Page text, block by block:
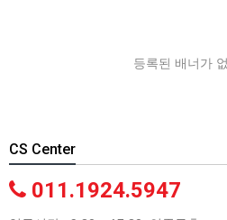
등록된 배너가
CS Center
011.1924.5947